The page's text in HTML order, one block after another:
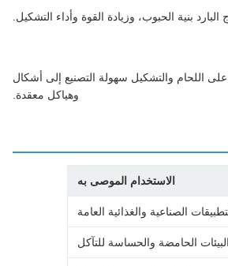
بنية الحبوب، وزيادة القوة وأداء التشكيل.
اللحام والتشكيل سهولة التصنيع إلى أشكال
وهياكل معقدة.
الاستخدام الموصى به
الصناعية والغذائية العامة
الحامضة والحساسة للتآكل